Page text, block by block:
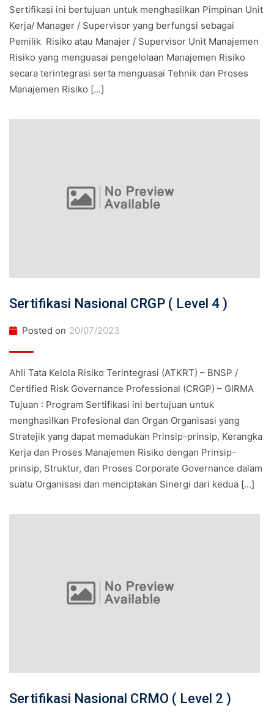
Sertifikasi ini bertujuan untuk menghasilkan Pimpinan Unit
Kerja/ Manager / Supervisor yang berfungsi sebagai
Pemilik Risiko atau Manajer / Supervisor Unit Manajemen
Risiko yang menguasai pengelolaan Manajemen Risiko
secara terintegrasi serta menguasai Tehnik dan Proses
Manajemen Risiko [...]
Sertifikasi Nasional CRGP ( Level 4 )
Posted on 20/07/2023
Ahli Tata Kelola Risiko Terintegrasi (ATKRT) – BNSP /
Certified Risk Governance Professional (CRGP) – GIRMA
Tujuan : Program Sertifikasi ini bertujuan untuk
menghasilkan Profesional dan Organ Organisasi yang
Stratejik yang dapat memadukan Prinsip-prinsip, Kerangka
Kerja dan Proses Manajemen Risiko dengan Prinsip-
prinsip, Struktur, dan Proses Corporate Governance dalam
suatu Organisasi dan menciptakan Sinergi dari kedua [...]
Sertifikasi Nasional CRMO ( Level 2 )